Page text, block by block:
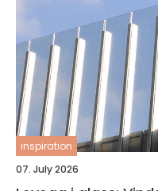
inspiration
07. July 2026